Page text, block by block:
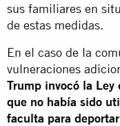
sus familiares en
de estas medidas.
En el caso de la
vulneraciones
Trump invocó la Ley
que no había sido
faculta para